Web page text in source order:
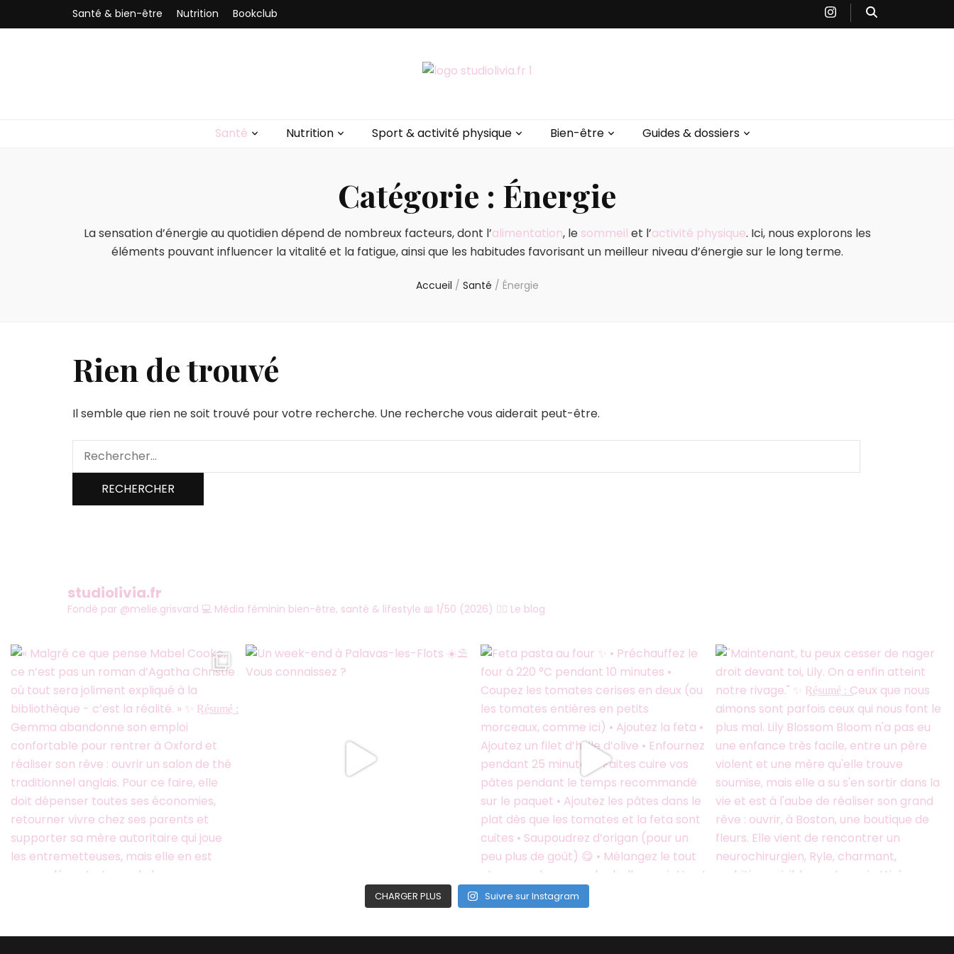
Santé & bien-être Nutrition Bookclub
Santé Nutrition Sport & activité physique Bien-être Guides & dossiers
Catégorie : Énergie
La sensation d’énergie au quotidien dépend de nombreux facteurs, dont l’alimentation, le sommeil et l’activité physique. Ici, nous explorons les
éléments pouvant influencer la vitalité et la fatigue, ainsi que les habitudes favorisant un meilleur niveau d’énergie sur le long terme.
Accueil / Santé / Énergie
Rien de trouvé
Il semble que rien ne soit trouvé pour votre recherche. Une recherche vous aiderait peut-être.
Rechercher :
studiolivia.fr
Fondé par @melie.grisvard 💻 Média féminin bien-être, santé & lifestyle 📖 1/50 (2026) 👇🏻 Le blog
CHARGER PLUS Suivre sur Instagram